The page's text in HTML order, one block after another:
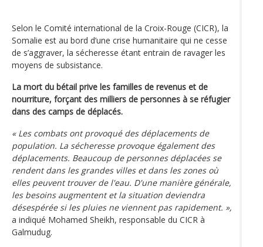
Selon le Comité international de la Croix-Rouge (CICR), la
Somalie est au bord d’une crise humanitaire qui ne cesse
de s’aggraver, la sécheresse étant entrain de ravager les
moyens de subsistance.
La mort du bétail prive les familles de revenus et de
nourriture, forçant des milliers de personnes à se réfugier
dans des camps de déplacés.
« Les combats ont provoqué des déplacements de
population. La sécheresse provoque également des
déplacements. Beaucoup de personnes déplacées se
rendent dans les grandes villes et dans les zones où
elles peuvent trouver de l'eau. D'une manière générale,
les besoins augmentent et la situation deviendra
désespérée si les pluies ne viennent pas rapidement. »,
a indiqué Mohamed Sheikh, responsable du CICR à
Galmudug.